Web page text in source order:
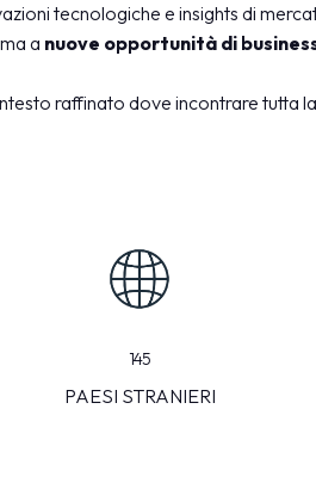
tecnologiche e insights di
a nuove opportunità di
raffinato dove incontrare tutta
145
PAESI STRANIERI